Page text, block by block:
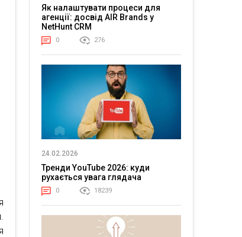
Як налаштувати процеси для
агенції: досвід AIR Brands у
NetHunt CRM
0 276
24.02.2026
Тренди YouTube 2026: куди
рухається увага глядача
0 18239